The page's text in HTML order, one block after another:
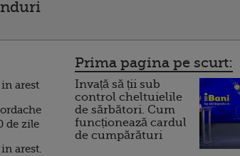
arest
de zile
arest.
Prima pagina pe scurt:
Invață să ții sub
control cheltuielile
de sărbători. Cum
funcționează cardul
de cumpărături